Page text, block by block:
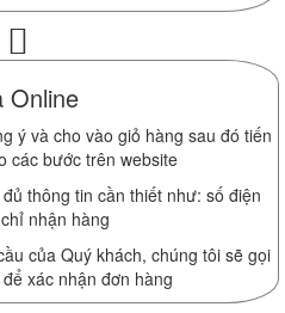
Online
ý và cho vào giỏ hàng sau đó tiến
các bước trên website
thông tin cần thiết như: số điện
nhận hàng
của Quý khách, chúng tôi sẽ gọi
xác nhận đơn hàng